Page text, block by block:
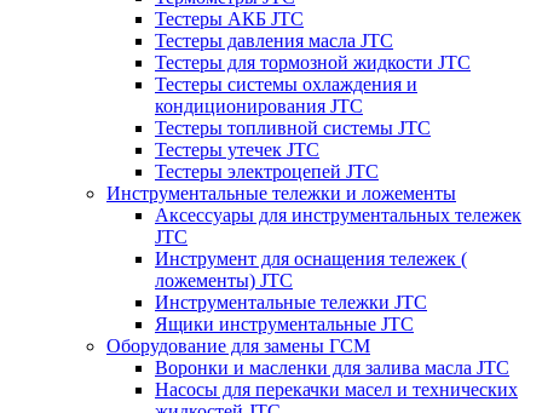
Тестеры АКБ JTC
Тестеры давления масла JTC
Тестеры для тормозной жидкости JTC
Тестеры системы охлаждения и
кондиционирования JTC
Тестеры топливной системы JTC
Тестеры утечек JTC
Тестеры электроцепей JTC
Инструментальные тележки и ложементы
Аксессуары для инструментальных тележек
JTC
Инструмент для оснащения тележек (
ложементы) JTC
Инструментальные тележки JTC
Ящики инструментальные JTC
Оборудование для замены ГСМ
Воронки и масленки для залива масла JTC
Насосы для перекачки масел и технических